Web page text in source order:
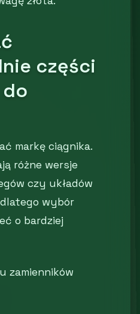
części
markę ciągnika.
różne wersje
czy układów
wybór
o bardziej
zamienników